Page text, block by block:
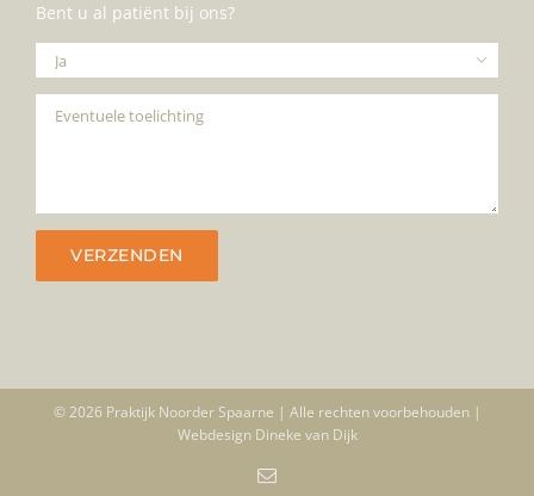
Bent u al patiënt bij ons?

© 2026 Praktijk Noorder Spaarne | Alle rechten voorbehouden |
Webdesign Dineke van Dijk
E-